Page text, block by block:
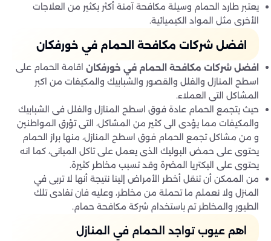
يعتبر طارد الحمام وسيلة مكافحة آمنة أكثر بكثير من العلاجات
الأخرى مثل المواد الكيميائية.
افضل شركات مكافحة الحمام في خورفكان
افضل شركات مكافحة الحمام في خورفكان اقامة الحمام على
اسطح المنازل والفلل والقصور والشبابيك والمكيفات من اكبر
المشاكل التى العملاء.
حيث يتجمع الحمام عادة فوق اسطح المنازل والفلل فى الشبابيك
والمكيفات مما يؤدى الى كثير من المشاكل، التى تؤرق المواطنين
و من مشاكل تجمع الحمام فوق اسطح المنازل، منها براز الحمام
يحتوى على حمض البوليك الذى يعمل على تاكل المبانى، كما انه
يحتوى على البكتريا المضرة وقد تسبب مخاطر كثيرة.
من الممكن أن تنقل أخطر الأمراض إلينا نتيجة أنها لا تربى في
المنزل ولا نعملم ما تحملة من مخاطر، وعليه فان تفادى تلك
الطيور والمخاطر تم باستخدام شركة مكافحة حمام.
اهم عيوب تواجد الحمام في المنازل